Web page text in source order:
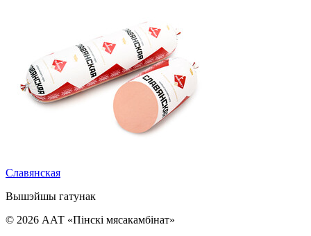
Славянская
Вышэйшы гатунак
© 2026 ААТ «Пінскі мясакамбінат»